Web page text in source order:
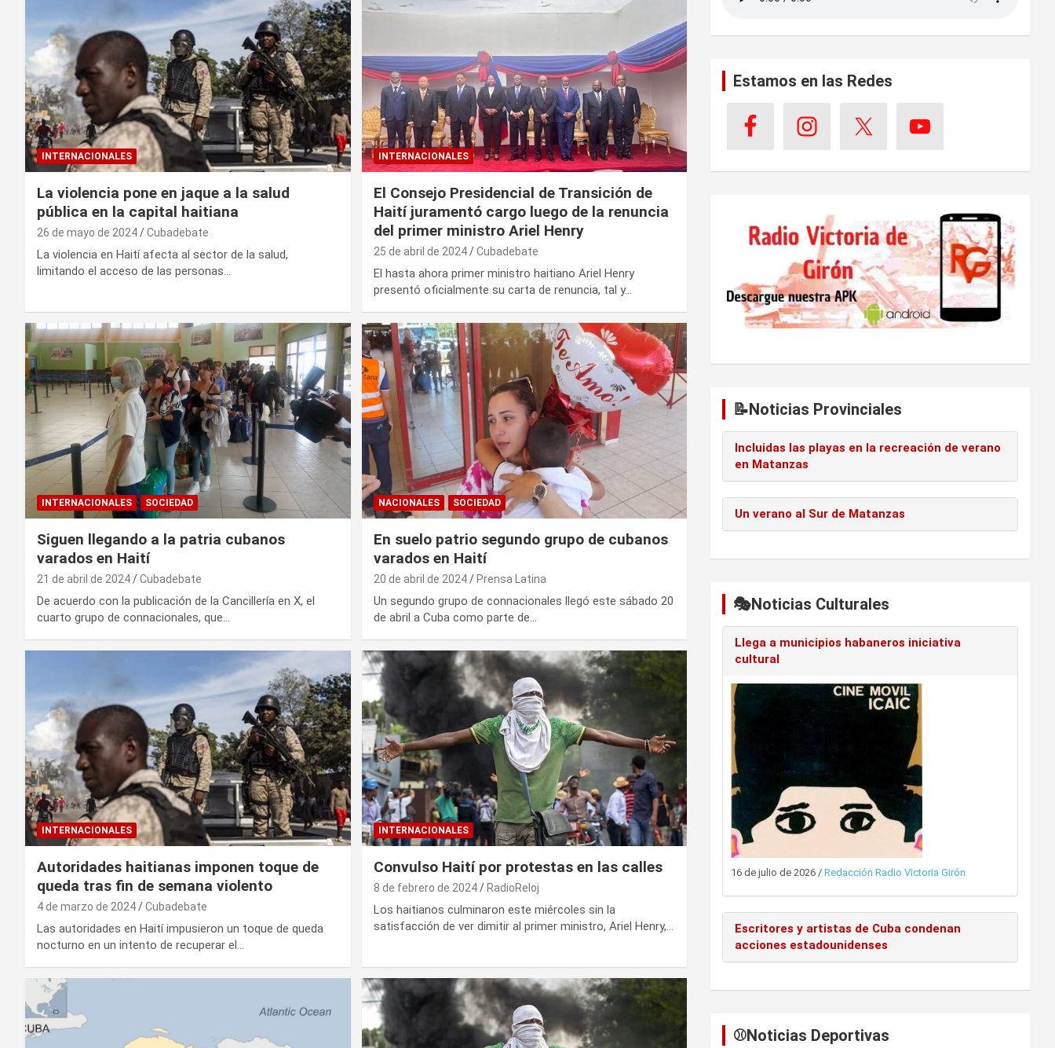
INTERNACIONALES
La violencia pone en jaque a la salud
pública en la capital haitiana
26 de mayo de 2024 Cubadebate
La violencia en Haití afecta al sector de la salud,
limitando el acceso de las personas…
INTERNACIONALES
El Consejo Presidencial de Transición de
Haití juramentó cargo luego de la renuncia
del primer ministro Ariel Henry
25 de abril de 2024 Cubadebate
El hasta ahora primer ministro haitiano Ariel Henry
presentó oficialmente su carta de renuncia, tal y…
INTERNACIONALES SOCIEDAD
Siguen llegando a la patria cubanos
varados en Haití
21 de abril de 2024 Cubadebate
De acuerdo con la publicación de la Cancillería en X, el
cuarto grupo de connacionales, que…
NACIONALES SOCIEDAD
En suelo patrio segundo grupo de cubanos
varados en Haití
20 de abril de 2024 Prensa Latina
Un segundo grupo de connacionales llegó este sábado 20
de abril a Cuba como parte de…
INTERNACIONALES
Autoridades haitianas imponen toque de
queda tras fin de semana violento
4 de marzo de 2024 Cubadebate
Las autoridades en Haití impusieron un toque de queda
nocturno en un intento de recuperar el…
INTERNACIONALES
Convulso Haití por protestas en las calles
8 de febrero de 2024 RadioReloj
Los haitianos culminaron este miércoles sin la
satisfacción de ver dimitir al primer ministro, Ariel Henry,…
Estamos en las Redes
📝Noticias Provinciales
Incluidas las playas en la recreación de verano
en Matanzas
Un verano al Sur de Matanzas
🎭Noticias Culturales
Llega a municipios habaneros iniciativa
cultural
16 de julio de 2026 /Redacción Radio Victoria Girón
Escritores y artistas de Cuba condenan
acciones estadounidenses
⚾️Noticias Deportivas